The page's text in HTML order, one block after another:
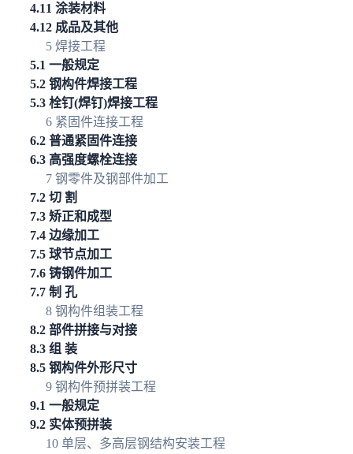
4.11 涂装材料
4.12 成品及其他
5 焊接工程
5.1 一般规定
5.2 钢构件焊接工程
5.3 栓钉(焊钉)焊接工程
6 紧固件连接工程
6.2 普通紧固件连接
6.3 高强度螺栓连接
7 钢零件及钢部件加工
7.2 切 割
7.3 矫正和成型
7.4 边缘加工
7.5 球节点加工
7.6 铸钢件加工
7.7 制 孔
8 钢构件组装工程
8.2 部件拼接与对接
8.3 组 装
8.5 钢构件外形尺寸
9 钢构件预拼装工程
9.1 一般规定
9.2 实体预拼装
10 单层、多高层钢结构安装工程